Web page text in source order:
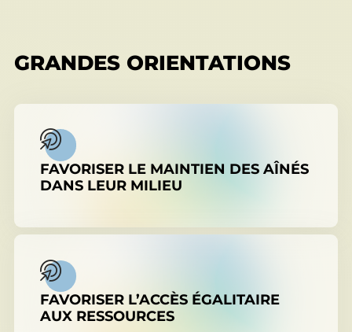
GRANDES ORIENTATIONS
FAVORISER LE MAINTIEN DES AÎNÉS
DANS LEUR MILIEU
FAVORISER L’ACCÈS ÉGALITAIRE
AUX RESSOURCES